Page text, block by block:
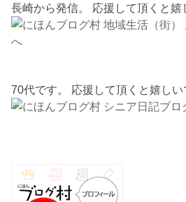
長崎から発信。 応援して頂くと嬉
70代です。 応援して頂くと嬉しい